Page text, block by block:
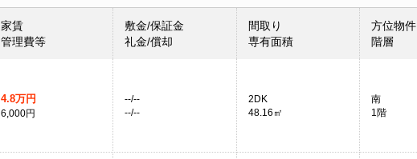
家賃
管理費等
敷金/保証金
礼金/償却
間取り
専有面積
方位物件
階層
4.8万円
6,000円
--/--
--/--
2DK
48.16㎡
南
1階